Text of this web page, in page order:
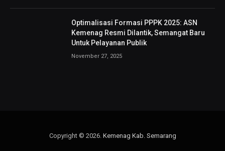
Optimalisasi Formasi PPPK 2025: ASN
Kemenag Resmi Dilantik, Semangat Baru
Untuk Pelayanan Publik
November 27, 2025
Copyright © 2026. Kemenag Kab. Semarang